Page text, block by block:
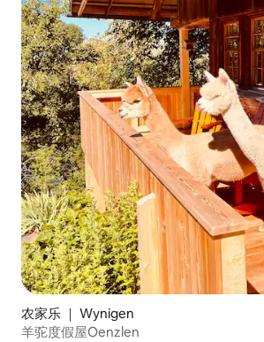
农家乐 ｜ Wynigen
羊驼度假屋Oenzlen